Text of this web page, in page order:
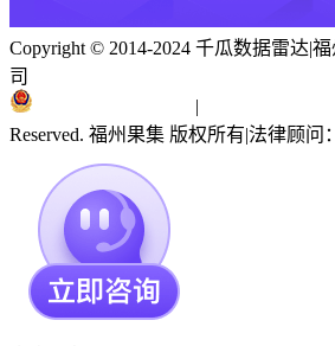
Copyright © 2014-2024 千瓜数据雷达|福
司
|
Reserved. 福州果集 版权所有|法律顾问